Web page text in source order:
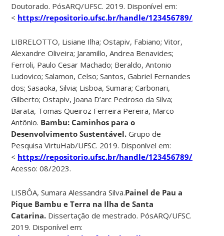
Doutorado. PósARQ/UFSC. 2019. Disponível em:
< https://repositorio.ufsc.br/handle/123456789/204499
LIBRELOTTO, Lisiane Ilha; Ostapiv, Fabiano; Vitor,
Alexandre Oliveira; Jaramillo, Andrea Benavides;
Ferroli, Paulo Cesar Machado; Beraldo, Antonio
Ludovico; Salamon, Celso; Santos, Gabriel Fernandes
dos; Sasaoka, Silvia; Lisboa, Sumara; Carbonari,
Gilberto; Ostapiv, Joana D’arc Pedroso da Silva;
Barata, Tomas Queiroz Ferreira Pereira, Marco
Antônio. Bambu: Caminhos para o
Desenvolvimento Sustentável. Grupo de
Pesquisa VirtuHab/UFSC. 2019. Disponível em:
< https://repositorio.ufsc.br/handle/123456789/197060
Acesso: 08/2023.
LISBÔA, Sumara Alessandra Silva.Painel de Pau a
Pique Bambu e Terra na Ilha de Santa
Catarina. Dissertação de mestrado. PósARQ/UFSC.
2019. Disponível em: